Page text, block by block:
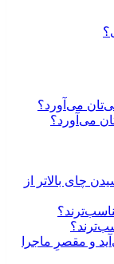
می‌آورد؟
چای بالاتر از